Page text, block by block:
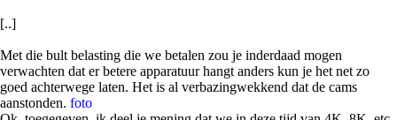
[..]
Met die bult belasting die we betalen zou je inderdaad mogen
verwachten dat er betere apparatuur hangt anders kun je het net zo
goed achterwege laten. Het is al verbazingwekkend dat de cams
aanstonden. foto